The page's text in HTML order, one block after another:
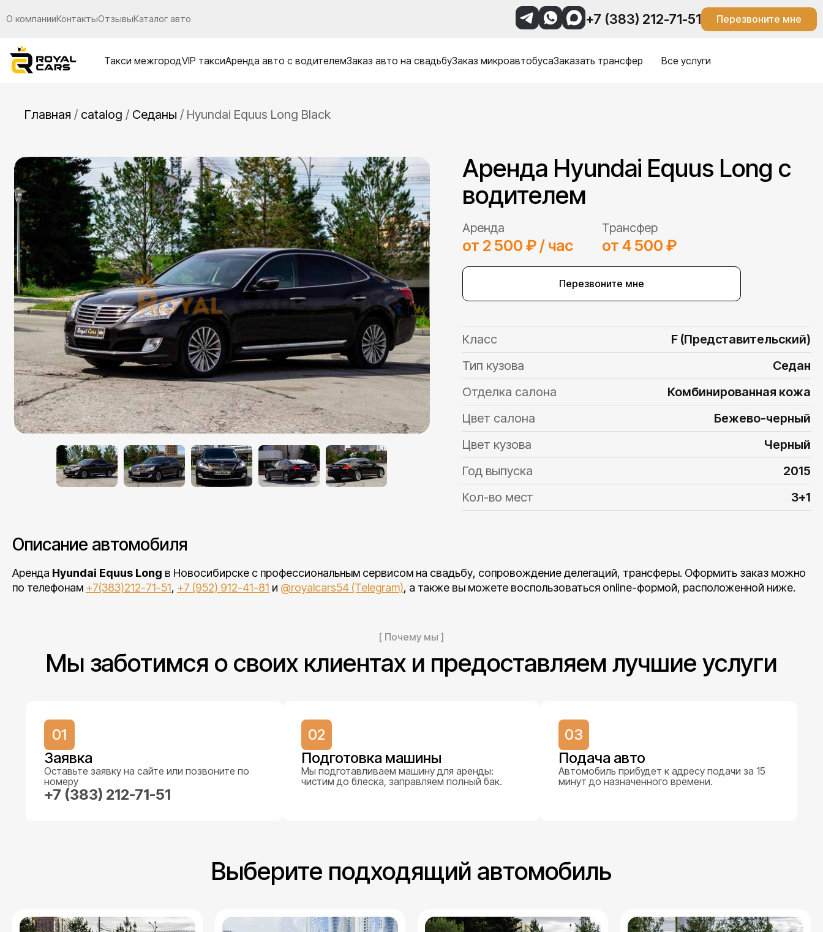
О компанииКонтактыОтзывыКаталог авто +7 (383) 212-71-51 Перезвоните мне
Такси межгородVIP таксиАренда авто с водителемЗаказ авто на свадьбуЗаказ микроавтобусаЗаказать трансфер Все услуги
Главная / catalog / Седаны / Hyundai Equus Long Black
Аренда Hyundai Equus Long с
водителем
Аренда
от 2 500 ₽ / час
Трансфер
от 4 500 ₽
Перезвоните мне
Класс
F (Представительский)
Тип кузова
Седан
Отделка салона
Комбинированная кожа
Цвет салона
Бежево-черный
Цвет кузова
Черный
Год выпуска
2015
Кол-во мест
3+1
Описание автомобиля
Аренда Hyundai Equus Long в Новосибирске с профессиональным сервисом на свадьбу, сопровождение делегаций, трансферы. Оформить заказ можно
по телефонам +7(383)212-71-51, +7 (952) 912-41-81 и @royalcars54 (Telegram), а также вы можете воспользоваться online-формой, расположенной ниже.
[ Почему мы ]
Мы заботимся о своих клиентах и предоставляем лучшие услуги
01
Заявка
Оставьте заявку на сайте или позвоните по
номеру
+7 (383) 212-71-51
02
Подготовка машины
Мы подготавливаем машину для аренды:
чистим до блеска, заправляем полный бак.
03
Подача авто
Автомобиль прибудет к адресу подачи за 15
минут до назначенного времени.
Выберите подходящий автомобиль